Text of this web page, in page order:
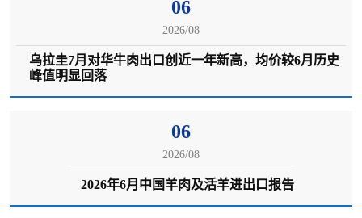
的底层格局不变，远期生猪出栏总量稳步递减，市
场 110kg 标准肥猪中长期库存偏紧，不存在持续深
度大跌的基本面支撑。
8 月 4 日猪价迎来明显回调，东部、华北、东北大
面积走弱，持续多日的修复行情告一段落。核心诱
因是涨价带动集中出栏，叠加淡季消费疲软。短期
06
2026/08
乌拉圭7月对华牛肉出口创近一年新高，均价较6月历史
峰值明显回落
06
2026/08
2026年6月中国羊肉及活羊进出口报告